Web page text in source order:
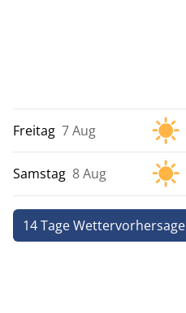
Freitag 7 Aug
Samstag 8 Aug
14 Tage Wettervorhersage